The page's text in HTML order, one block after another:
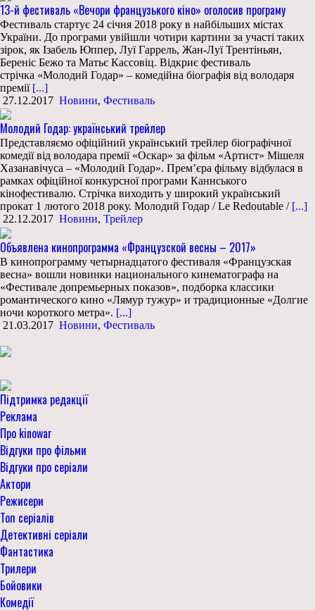
13-й фестиваль «Вечори французького кіно» оголосив програму
Фестиваль стартує 24 січня 2018 року в найбільших містах
України. До програми увійшли чотири картини за участі таких
зірок, як Ізабель Юппер, Луї Гаррель, Жан-Луї Трентіньян,
Береніс Бежо та Матьє Кассовіц. Відкриє фестиваль
стрічка «Молодий Годар» – комедійна біографія від володаря
премії[...]
27.12.2017 Новини, Фестиваль
Молодий Годар: український трейлер
Представляємо офіційний український трейлер біографічної
комедії від володара премії «Оскар» за фільм «Артист» Мішеля
Хазанавічуса – «Молодий Годар». Прем’єра фільму відбулася в
рамках офіційної конкурсної програми Каннського
кінофестивалю. Стрічка виходить у широкий український
прокат 1 лютого 2018 року. Молодий Годар / Le Redoutable /[...]
22.12.2017 Новини, Трейлер
Объявлена кинопрограмма «Французской весны – 2017»
В кинопрограмму четырнадцатого фестиваля «Французская
весна» вошли новинки национального кинематографа на
«Фестивале допремьерных показов», подборка классики
романтического кино «Лямур тужур» и традиционные «Долгие
ночи короткого метра». [...]
21.03.2017 Новини, Фестиваль
Підтримка редакції
Реклама
Про kinowar
Відгуки про фільми
Відгуки про серіали
Актори
Режисери
Топ серіалів
Детективні серіали
Фантастика
Трилери
Бойовики
Комедії